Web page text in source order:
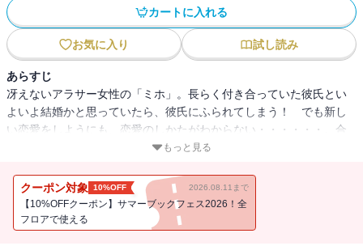
カートに入れる
お気に入り 試し読み
あらすじ
冴えないアラサー女性の「ミホ」。長らく付き合っていた彼氏とい
よいよ結婚かと思っていたら、彼氏にふられてしまう！ でも新し
い恋愛をしようにも、恋愛のしかたがわからない・・・・・・。合
コンもうまくいかない。会社の同僚には「残念」と言われ、意中の
のとき、「ベニコ」と名乗る謎の女性と出会い、「恋愛認知学」と
いうベニコ独自のメソッドから恋愛のいろはを学ぶことに。ベニコ
が教えるあらゆるテクニックを実践して、イケメンモテ男子を仕留
もっと見る
クーポン対象 10%OFF 2026.08.11まで
【10%OFFクーポン】サマーブックフェス2026！全
フロアで使える
新刊通知